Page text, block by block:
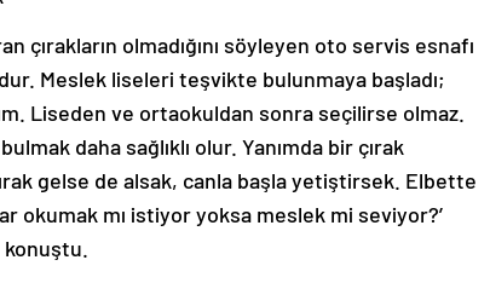
çırakların olmadığını söyleyen oto servis esnafı
Meslek liseleri teşvikte bulunmaya başladı;
Liseden ve ortaokuldan sonra seçilirse olmaz.
daha sağlıklı olur. Yanımda bir çırak
gelse de alsak, canla başla yetiştirsek. Elbette
okumak mı istiyor yoksa meslek mi seviyor?’
konuştu.